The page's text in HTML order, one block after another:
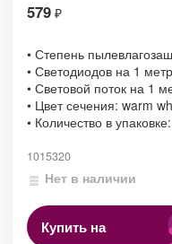
579 ₽
• Степень
• Светодиодов на 1
• Световой поток на 1
• Цвет сечения: warm
• Количество в
1015320
Нет в наличии
Купить на